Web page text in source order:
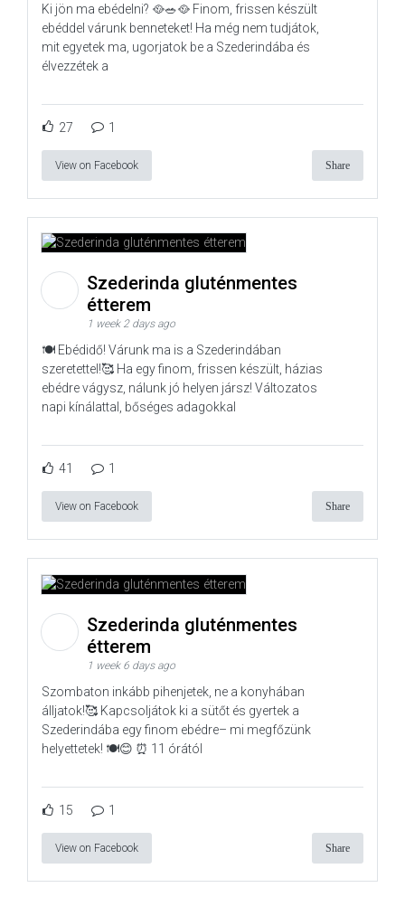
Ki jön ma ebédelni? 🥘🥗🥘 Finom, frissen készült
ebéddel várunk benneteket! Ha még nem tudjátok,
mit egyetek ma, ugorjatok be a Szederindába és
élvezzétek a
27 1
View on Facebook Share
Szederinda gluténmentes
étterem
1 week 2 days ago
🍽️ Ebédidő! Várunk ma is a Szederindában
szeretettel!🥰 Ha egy finom, frissen készült, házias
ebédre vágysz, nálunk jó helyen jársz! Változatos
napi kínálattal, bőséges adagokkal
41 1
View on Facebook Share
Szederinda gluténmentes
étterem
1 week 6 days ago
Szombaton inkább pihenjetek, ne a konyhában
álljatok!🥰 Kapcsoljátok ki a sütőt és gyertek a
Szederindába egy finom ebédre– mi megfőzünk
helyettetek! 🍽️😊 ⏰ 11 órától
15 1
View on Facebook Share